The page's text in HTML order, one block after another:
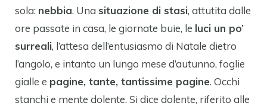
sola: nebbia. Una situazione di stasi, attutita dalle
ore passate in casa, le giornate buie, le luci un po’
surreali, l’attesa dell’entusiasmo di Natale dietro
l’angolo, e intanto un lungo mese d’autunno, foglie
gialle e pagine, tante, tantissime pagine. Occhi
stanchi e mente dolente. Si dice dolente, riferito alle